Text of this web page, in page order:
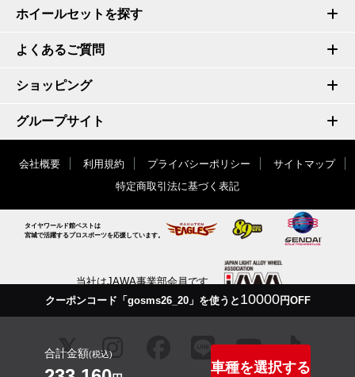
クーポンコード「gosms26_20」を使うと 10000円OFF
合計金額(税込)
車種を選択する
ホイールセットを探す
よくあるご質問
ショッピング
グループサイト
会社概要 利用規約 プライバシーポリシー
サイトマップ
特定商取引法に基づく表記
タイヤワールド館ベストは
宮城で活躍するプロスポーツを応援しています。
当社はJAWA事業部会員です